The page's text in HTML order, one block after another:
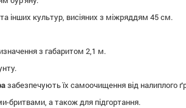
інших культур, висіяних з міжряддям 45 см.
з габаритом 2,1 м.
забезпечують їх самоочищення від налиплого
бритвами, а також для підгортання.